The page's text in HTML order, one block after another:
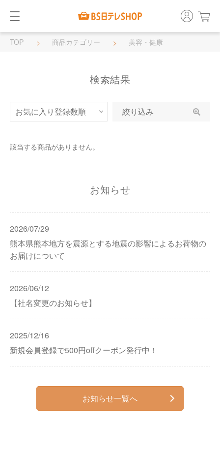
TOP 商品カテゴリー 美容・健康
検索結果
絞り込み
該当する商品がありません。
お知らせ
2026/07/29
熊本県熊本地方を震源とする地震の影響によるお荷物の
お届けについて
2026/06/12
【社名変更のお知らせ】
2025/12/16
新規会員登録で500円offクーポン発行中！
お知らせ一覧へ